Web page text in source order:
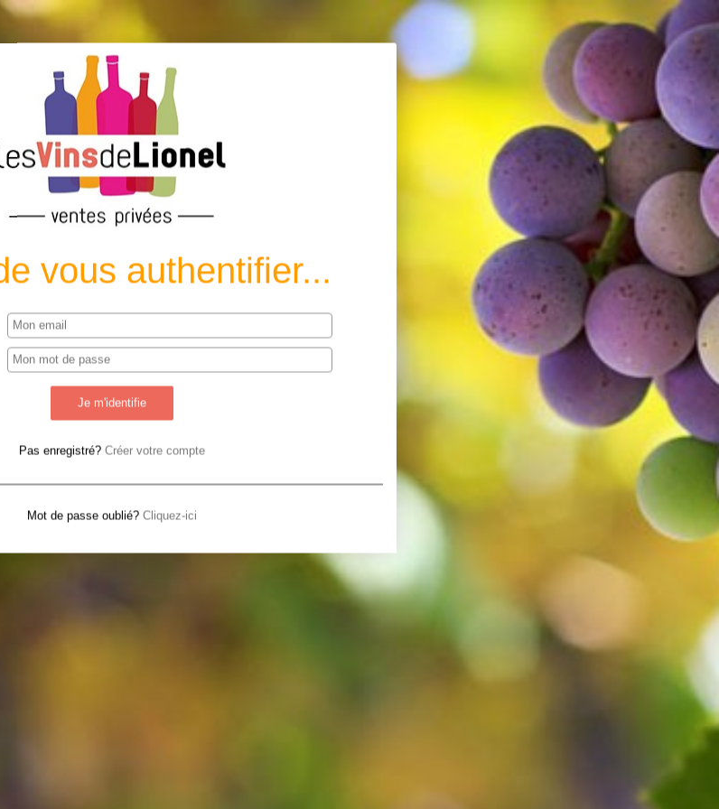
vous authentifier...
Pas enregistré? Créer votre compte
Mot de passe oublié? Cliquez-ici
la santé. Le vin doit être consommé avec modération.